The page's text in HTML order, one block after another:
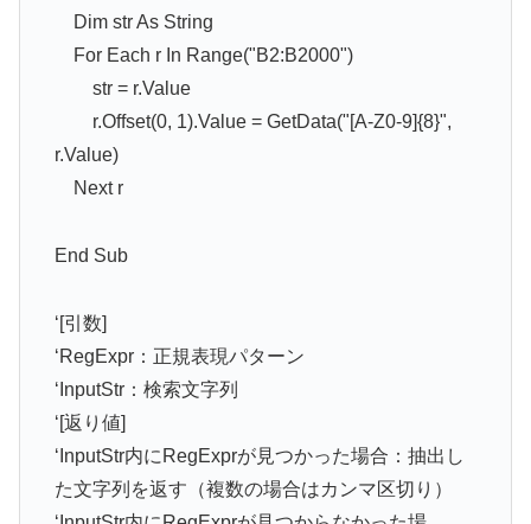
Dim str As String
For Each r In Range("B2:B2000")
str = r.Value
r.Offset(0, 1).Value = GetData("[A-Z0-9]{8}",
r.Value)
Next r
End Sub
‘[引数]
‘RegExpr：正規表現パターン
‘InputStr：検索文字列
‘[返り値]
‘InputStr内にRegExprが見つかった場合：抽出し
た文字列を返す（複数の場合はカンマ区切り）